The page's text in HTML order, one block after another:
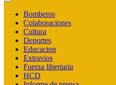
Bomberos
Colaboraciones
Cultura
Deportes
Educacion
Extravios
Fuerza libertaria
HCD